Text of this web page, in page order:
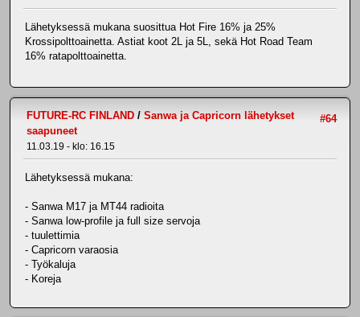
Lähetyksessä mukana suosittua Hot Fire 16% ja 25%
Krossipolttoainetta. Astiat koot 2L ja 5L, sekä Hot Road Team
16% ratapolttoainetta.
#64
FUTURE-RC FINLAND / Sanwa ja Capricorn lähetykset
saapuneet
11.03.19 - klo: 16.15
Lähetyksessä mukana:
- Sanwa M17 ja MT44 radioita
- Sanwa low-profile ja full size servoja
- tuulettimia
- Capricorn varaosia
- Työkaluja
- Koreja